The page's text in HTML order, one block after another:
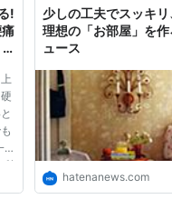
!
秒
少しの工夫でスッキ
理想の「お部屋」を
ュース
hatenanews.com